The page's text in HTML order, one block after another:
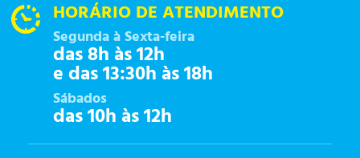
HORÁRIO DE ATENDIMENTO
Segunda à Sexta-feira
das 8h às 12h
e das 13:30h às 18h
Sábados
das 10h às 12h